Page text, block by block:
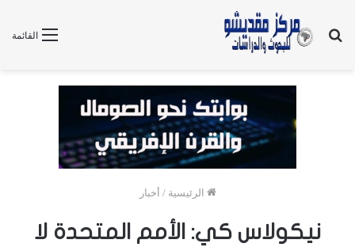
القائمة
بحث
الرئيسية / أخبار
نيكولاس كي: الأمم المتحدة لا